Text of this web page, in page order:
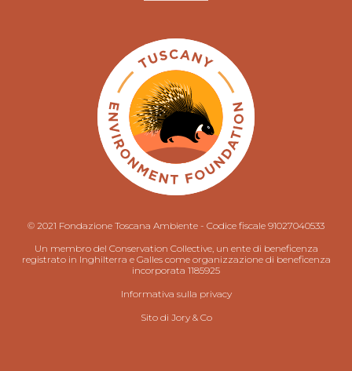
© 2021 Fondazione Toscana Ambiente - Codice fiscale 91027040533
Un membro del Conservation Collective, un ente di beneficenza
registrato in Inghilterra e Galles come organizzazione di beneficenza
incorporata 1185925
Informativa sulla privacy
Sito di Jory & Co